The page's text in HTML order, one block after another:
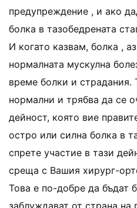
предупреждение , и ако
болка в тазобедрената
И когато казвам, болка ,
нормалната мускулна
време болки и страдания.
нормални и трябва да се
дейност, която вие
остро или силна болка в
спрете участие в тази
среща с Вашия хирург-
Това е по-добре да бъдат
заблуждават от страна